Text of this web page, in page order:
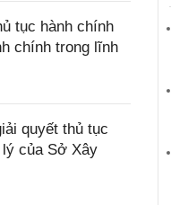
tục hành chính
chính trong lĩnh
quyết thủ tục
của Sở Xây